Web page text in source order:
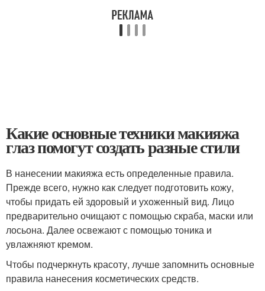
Какие основные техники макияжа
глаз помогут создать разные стили
В нанесении макияжа есть определенные правила.
Прежде всего, нужно как следует подготовить кожу,
чтобы придать ей здоровый и ухоженный вид. Лицо
предварительно очищают с помощью скраба, маски или
лосьона. Далее освежают с помощью тоника и
увлажняют кремом.
Чтобы подчеркнуть красоту, лучше запомнить основные
правила нанесения косметических средств.